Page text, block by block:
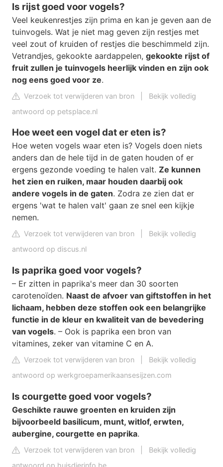
Is rijst goed voor vogels?
Veel keukenrestjes zijn prima en kan je geven aan de
tuinvogels. Wat je niet mag geven zijn restjes met
veel zout of kruiden of restjes die beschimmeld zijn.
Vetrandjes, gekookte aardappelen, gekookte rijst of
fruit zullen je tuinvogels heerlijk vinden en zijn ook
nog eens goed voor ze.
Verzoek tot verwijderen van bron
Bekijk volledig
antwoord op petsplace.nl
Hoe weet een vogel dat er eten is?
Hoe weten vogels waar eten is? Vogels doen niets
anders dan de hele tijd in de gaten houden of er
ergens gezonde voeding te halen valt. Ze kunnen
het zien en ruiken, maar houden daarbij ook
andere vogels in de gaten. Zodra ze zien dat er
ergens 'wat te halen valt' gaan ze snel een kijkje
nemen.
Verzoek tot verwijderen van bron
Bekijk volledig
antwoord op discus.nl
Is paprika goed voor vogels?
– Er zitten in paprika's meer dan 30 soorten
carotenoïden. Naast de afvoer van giftstoffen in het
lichaam, hebben deze stoffen ook een belangrijke
functie in de kleur en kwaliteit van de bevedering
van vogels. – Ook is paprika een bron van
vitamines, zeker van vitamine C en A.
Verzoek tot verwijderen van bron
Bekijk volledig
antwoord op werkgroepamerikaansesijzen.com
Is courgette goed voor vogels?
Geschikte rauwe groenten en kruiden zijn
bijvoorbeeld basilicum, munt, witlof, erwten,
aubergine, courgette en paprika.
Verzoek tot verwijderen van bron
Bekijk volledig
antwoord op huisdierinfo.be